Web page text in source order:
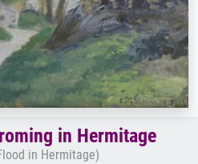
in Hermitage
in Hermitage)